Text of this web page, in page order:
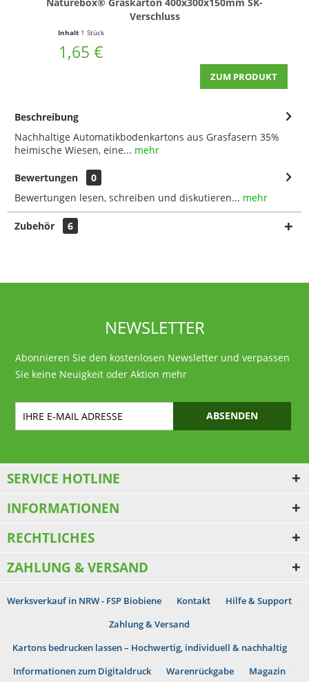
Verschluss
Inhalt 1 Stück
1,65 €
ZUM PRODUKT
Beschreibung
Nachhaltige Automatikbodenkartons aus Grasfasern 35%
heimische Wiesen, eine... mehr
Bewertungen
0
Bewertungen lesen, schreiben und diskutieren... mehr
Zubehör 6
NEWSLETTER
Abonnieren Sie den kostenlosen Newsletter und verpassen
Sie keine Neuigkeit oder Aktion mehr
ABSENDEN
SERVICE HOTLINE
INFORMATIONEN
RECHTLICHES
ZAHLUNG & VERSAND
Werksverkauf in NRW - FSP Biobiene Kontakt
Hilfe & Support
Zahlung & Versand
Kartons bedrucken lassen – Hochwertig, individuell & nachhaltig
Informationen zum Digitaldruck
Warenrückgabe Magazin